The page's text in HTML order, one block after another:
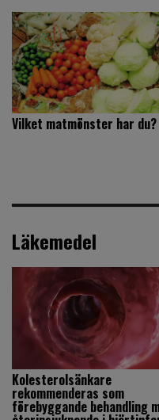
Vilket matmönster har du?
Läkemedel
Kolesterolsänkare
rekommenderas som
förebyggande behandling